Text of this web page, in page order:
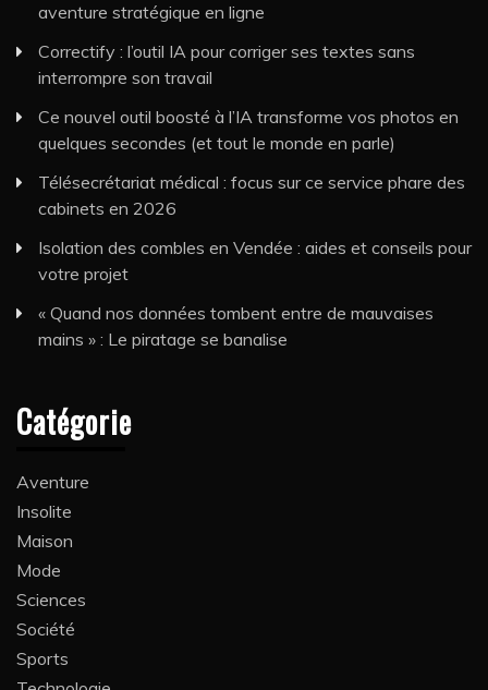
aventure stratégique en ligne
Correctify : l’outil IA pour corriger ses textes sans
interrompre son travail
Ce nouvel outil boosté à l’IA transforme vos photos en
quelques secondes (et tout le monde en parle)
Télésecrétariat médical : focus sur ce service phare des
cabinets en 2026
Isolation des combles en Vendée : aides et conseils pour
votre projet
« Quand nos données tombent entre de mauvaises
mains » : Le piratage se banalise
Catégorie
Aventure
Insolite
Maison
Mode
Sciences
Société
Sports